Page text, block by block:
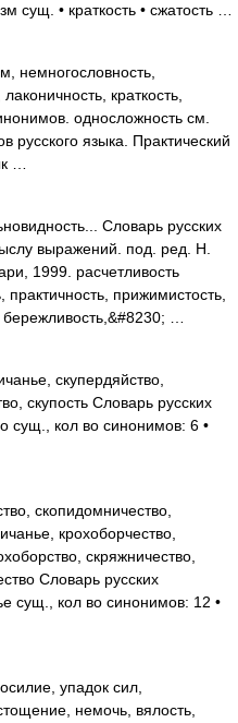
сущ. • краткость • сжатость …
немногословность,
краткость,
односложность см.
русского языка. Практический
…
Словарь русских
выражений. под. ред. Н.
1999. расчетливость
практичность, прижимистость,
…
скупердяйство,
скупость Словарь русских
сущ., кол во синонимов: 6 •
скопидомничество,
крохоборчество,
скряжничество,
Словарь русских
сущ., кол во синонимов: 12 •
упадок сил,
немочь, вялость,